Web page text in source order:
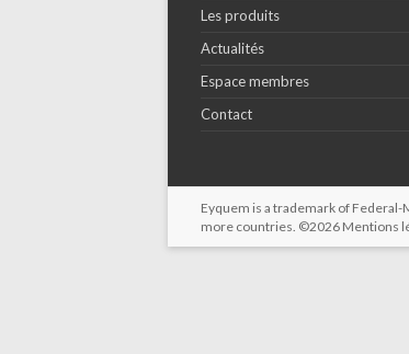
Les produits
Actualités
Espace membres
Contact
Eyquem is a trademark of
more countries. ©2026 Mentions